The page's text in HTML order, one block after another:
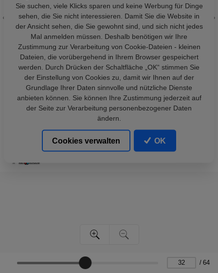
/ 64
Sie suchen, viele Klicks sparen und keine Werbung für Dinge
sehen, die Sie nicht interessieren. Damit Sie die Website in
der Ansicht sehen, die Sie gewohnt sind, und sich nicht jedes
Mal anmelden müssen. Deshalb benötigen wir Ihre
Zustimmung zur Verarbeitung von Cookie-Dateien - kleinen
Dateien, die vorübergehend in Ihrem Browser gespeichert
werden. Durch Drücken der Schaltfläche „OK“ stimmen Sie
der Einstellung von Cookies zu, damit wir Ihnen auf der
Grundlage Ihrer Daten sinnvolle und nützliche Dienste
anbieten können. Sie können Ihre Zustimmung jederzeit auf
der Seite zur Verarbeitung personenbezogener Daten
ändern.
Cookies verwalten OK